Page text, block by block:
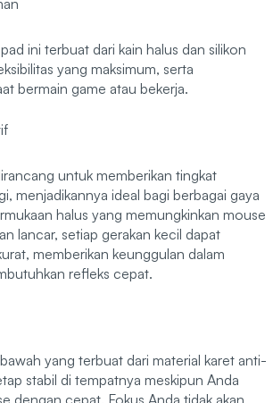
ini terbuat dari kain halus dan silikon
yang maksimum, serta
bermain game atau bekerja.
untuk memberikan tingkat
menjadikannya ideal bagi berbagai gaya
halus yang memungkinkan mouse
lancar, setiap gerakan kecil dapat
memberikan keunggulan dalam
refleks cepat.
yang terbuat dari material karet anti-
stabil di tempatnya meskipun Anda